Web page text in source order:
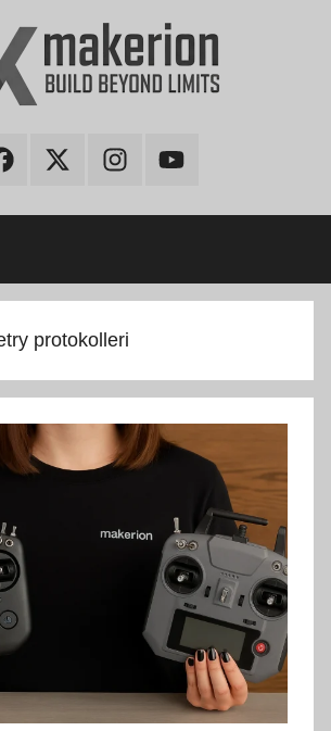
Twitter InstagramYoutube
protokolleri